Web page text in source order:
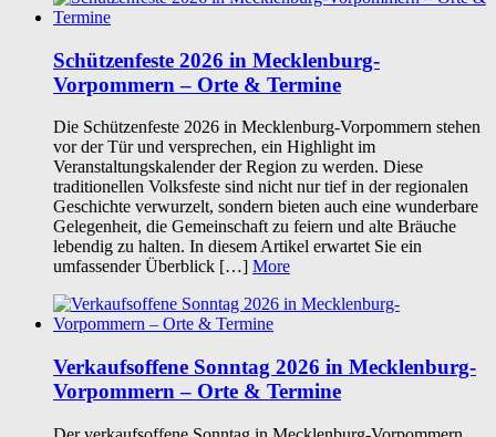
Schützenfeste 2026 in Mecklenburg-
Vorpommern – Orte & Termine
Die Schützenfeste 2026 in Mecklenburg-Vorpommern stehen
vor der Tür und versprechen, ein Highlight im
Veranstaltungskalender der Region zu werden. Diese
traditionellen Volksfeste sind nicht nur tief in der regionalen
Geschichte verwurzelt, sondern bieten auch eine wunderbare
Gelegenheit, die Gemeinschaft zu feiern und alte Bräuche
lebendig zu halten. In diesem Artikel erwartet Sie ein
umfassender Überblick […] More
Verkaufsoffene Sonntag 2026 in Mecklenburg-
Vorpommern – Orte & Termine